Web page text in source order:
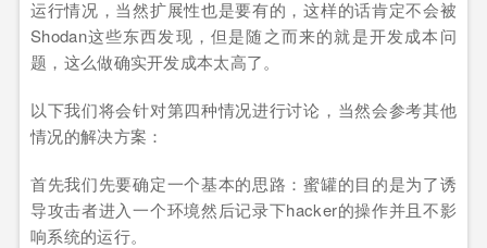
运行情况，当然扩展性也是要有的，这样的话肯定不会被
Shodan这些东西发现，但是随之而来的就是开发成本问
题，这么做确实开发成本太高了。
以下我们将会针对第四种情况进行讨论，当然会参考其他
情况的解决方案：
首先我们先要确定一个基本的思路：蜜罐的目的是为了诱
导攻击者进入一个环境然后记录下hacker的操作并且不影
响系统的运行。